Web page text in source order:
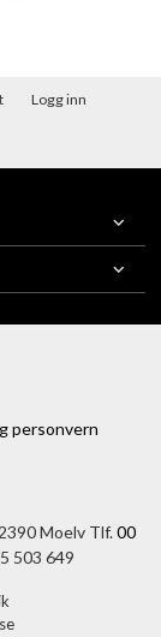
Logg inn
personvern
Moelv Tlf.00
503 649